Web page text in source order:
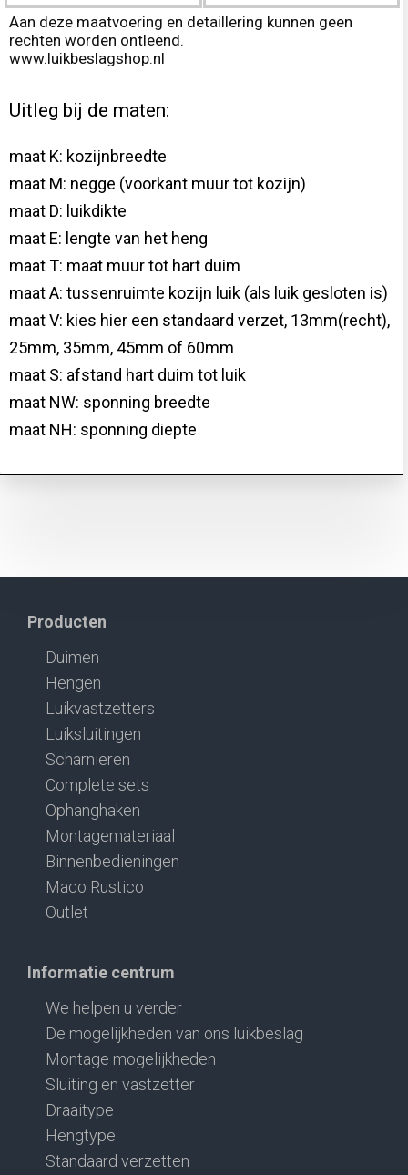
Aan deze maatvoering en detaillering kunnen geen
rechten worden ontleend.
www.luikbeslagshop.nl
Uitleg bij de maten:
maat K: kozijnbreedte
maat M: negge (voorkant muur tot kozijn)
maat D: luikdikte
maat E: lengte van het heng
maat T: maat muur tot hart duim
maat A: tussenruimte kozijn luik (als luik gesloten is)
maat V: kies hier een standaard verzet, 13mm(recht),
25mm, 35mm, 45mm of 60mm
maat S: afstand hart duim tot luik
maat NW: sponning breedte
maat NH: sponning diepte
Producten
Duimen
Hengen
Luikvastzetters
Luiksluitingen
Scharnieren
Complete sets
Ophanghaken
Montagemateriaal
Binnenbedieningen
Maco Rustico
Outlet
Informatie centrum
We helpen u verder
De mogelijkheden van ons luikbeslag
Montage mogelijkheden
Sluiting en vastzetter
Draaitype
Hengtype
Standaard verzetten